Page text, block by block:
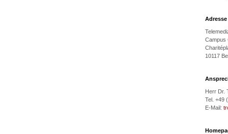
Adresse
Campus
10117
Herr Dr.
Tel. +49
E-Mail: